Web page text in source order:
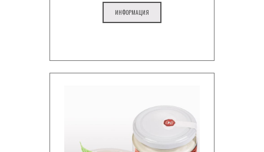
ИНФОРМАЦИЯ